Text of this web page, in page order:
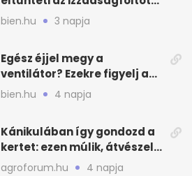
és a szagot a matracról
bien.hu 3 napja
Egész éjjel megy a
ventilátor? Ezekre figyelj a
hőségben alvásnál
bien.hu 4 napja
Kánikulában így gondozd a
kertet: ezen múlik, átvészeli-
e a hőséget
agroforum.hu 4 napja